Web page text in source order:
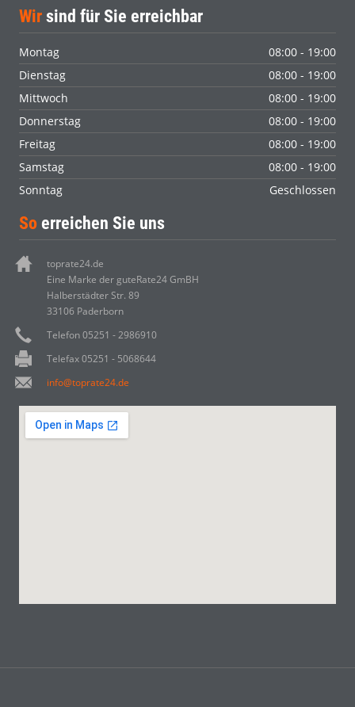
Wir sind für Sie erreichbar
Montag
08:00 - 19:00
Dienstag
08:00 - 19:00
Mittwoch
08:00 - 19:00
Donnerstag
08:00 - 19:00
Freitag
08:00 - 19:00
Samstag
08:00 - 19:00
Sonntag
Geschlossen
So erreichen Sie uns
toprate24.de
Eine Marke der guteRate24 GmBH
Halberstädter Str. 89
33106 Paderborn
Telefon 05251 - 2986910
Telefax 05251 - 5068644
info@toprate24.de